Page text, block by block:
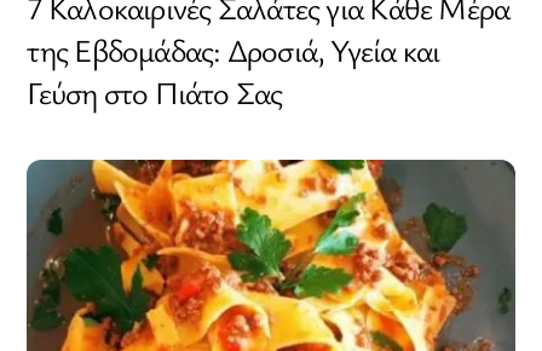
της Εβδομάδας: Δροσιά, Υγεία και
Γεύση στο Πιάτο Σας